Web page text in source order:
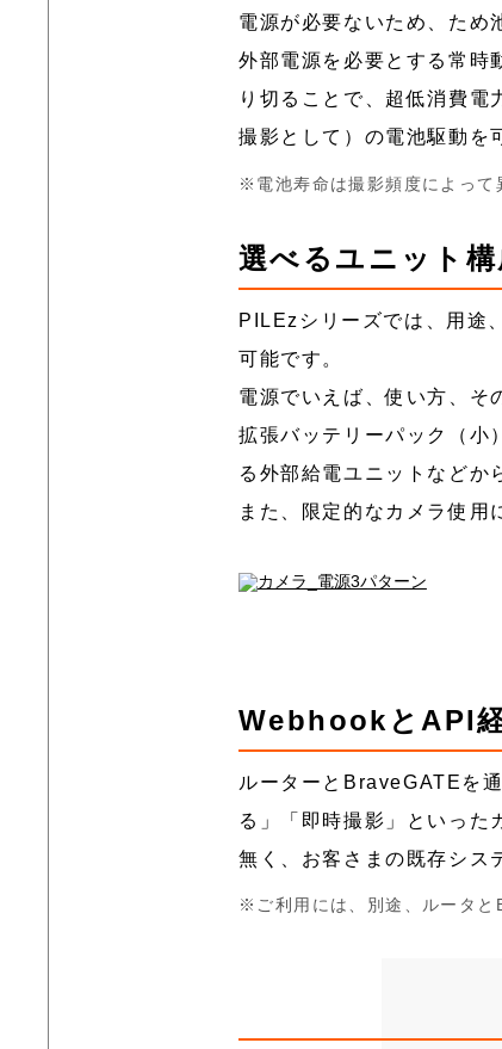
電源が必要ないため、ため
外部電源を必要とする常時
り切ることで、超低消費
撮影として）の電池駆動を
電池寿命は撮影頻度によって
選べるユニット構
PILEzシリーズでは、用途
可能です。
電源でいえば、使い方、そ
拡張バッテリーパック（小
る外部給電ユニットなどか
また、限定的なカメラ使用
WebhookとAPI
ルーターとBraveGATEを
る」「即時撮影」といった
無く、お客さまの既存シス
ご利用には、別途、ルータ